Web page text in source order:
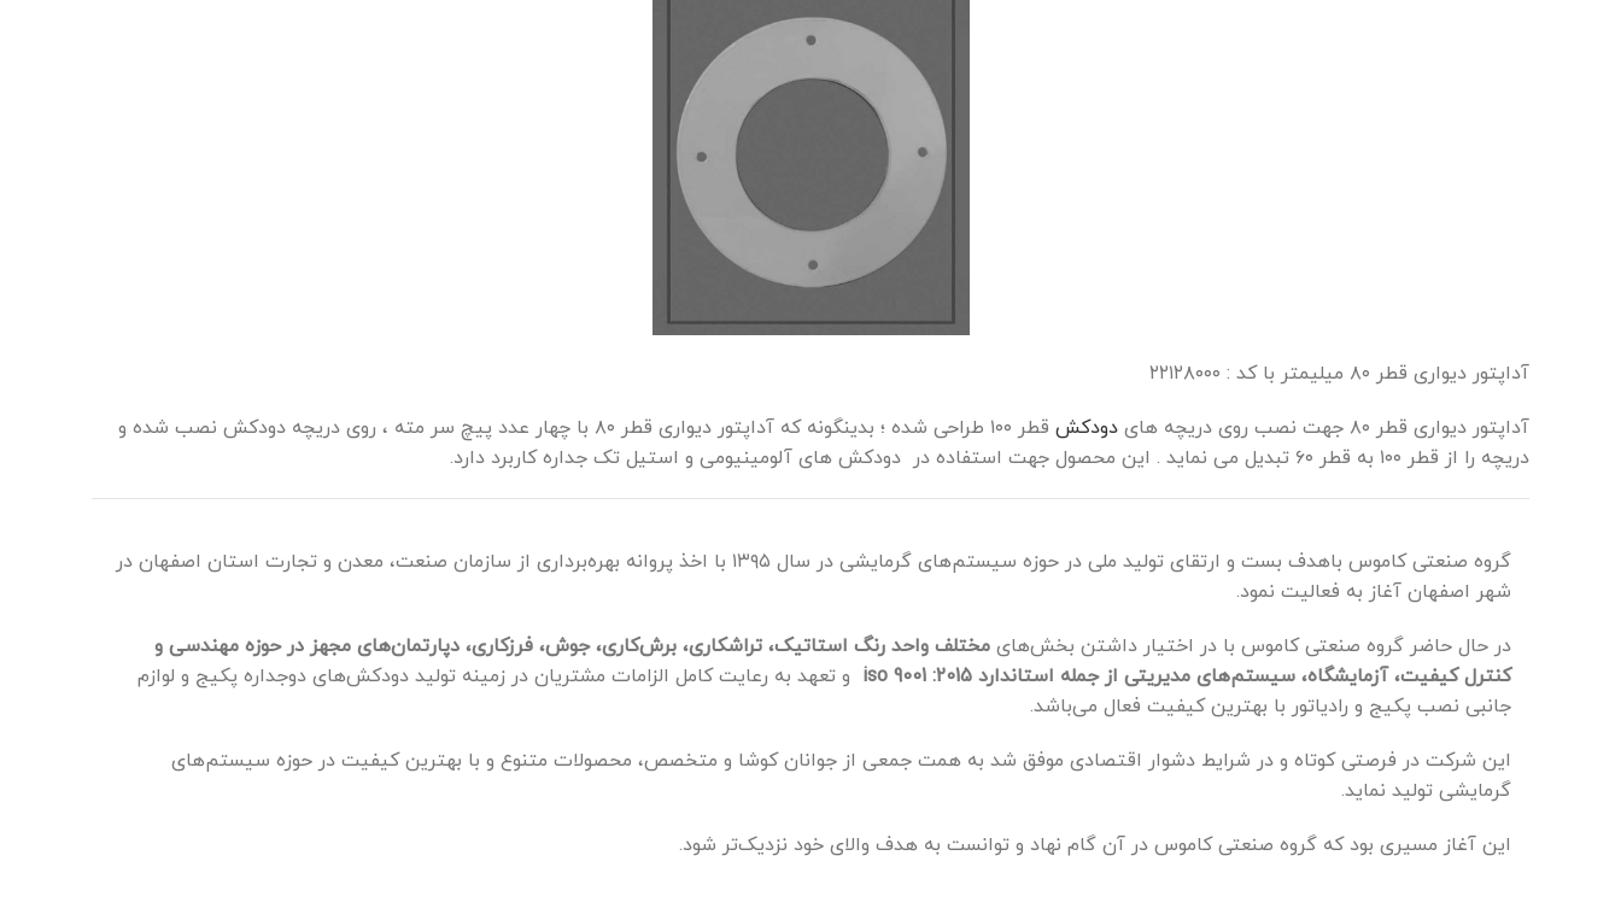
آداپتور دیواری قطر ۸۰ میلیمتر با کد : ۲۲۱۲۸۰۰۰
آداپتور دیواری قطر ۸۰ جهت نصب روی دریچه های دودکش
قطر ۱۰۰ طراحی شده ؛ بدینگونه که آداپتور دیواری قطر ۸۰ با چهار عدد پیچ سر مته ، روی دریچه دودکش نصب شده و
دریچه را از قطر ۱۰۰ به قطر ۶۰ تبدیل می نماید . این محصول جهت استفاده در دودکش های آلومینیومی و استیل تک جداره کاربرد دارد.
گروه صنعتی کاموس باهدف بست و ارتقای تولید ملی در حوزه سیستم‌های گرمایشی در سال ۱۳۹۵ با اخذ پروانه بهره‌برداری از سازمان صنعت، معدن و تجارت استان اصفهان در
شهر اصفهان آغاز به فعالیت نمود.
در حال حاضر گروه صنعتی کاموس با در اختیار داشتن بخش‌های مختلف واحد رنگ استاتیک، تراشکاری، برش‌کاری، جوش، فرزکاری، دپارتمان‌های مجهز در حوزه مهندسی و
کنترل کیفیت، آزمایشگاه، سیستم‌های مدیریتی از جمله استاندارد iso 9001 :2015
و تعهد به رعایت کامل الزامات مشتریان در زمینه تولید دودکش‌های دوجداره پکیج و لوازم
جانبی نصب پکیج و رادیاتور با بهترین کیفیت فعال می‌باشد.
این شرکت در فرصتی کوتاه و در شرایط دشوار اقتصادی موفق شد به همت جمعی از جوانان کوشا و متخصص، محصولات متنوع و با بهترین کیفیت در حوزه سیستم‌های
گرمایشی تولید نماید.
این آغاز مسیری بود که گروه صنعتی کاموس در آن گام نهاد و توانست به هدف والای خود نزدیک‌تر شود.